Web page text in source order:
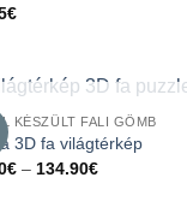
€
ELFOGYOTT
KÉSZÜLT FALI GÖMB
3D fa világtérkép
€ – 134.90€Ártartomány: